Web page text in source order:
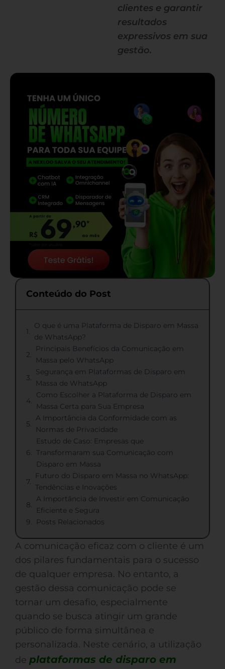
clientes e garantir
resultados
expressivos em sua
gestão.
Conteúdo do Post
O que é uma Plataforma de Disparo em Massa
de WhatsApp?
Principais Benefícios da Comunicação em
Massa pelo WhatsApp
Segurança em Plataformas de Disparo em
Massa de WhatsApp
Como Escolher a Plataforma de Disparo em
Massa Certa para Sua Empresa
A Importância da Conformidade com as
Normas de Privacidade
Estudo de Caso: Empresas que
Transformaram sua Comunicação com
Disparo em Massa
Futuro do Disparo em Massa no WhatsApp:
Tendências e Inovações
A Importância de Investir em Comunicação
Eficiente e Segura
Posts Relacionados
A comunicação eficaz com o cliente é um
dos pilares fundamentais para o sucesso
de qualquer empresa. No entanto, a
gestão dessa comunicação pode se
tornar um desafio, especialmente
quando se busca atingir um grande
público de forma simultânea e
personalizada. Neste cenário, a utilização
de plataformas de disparo em